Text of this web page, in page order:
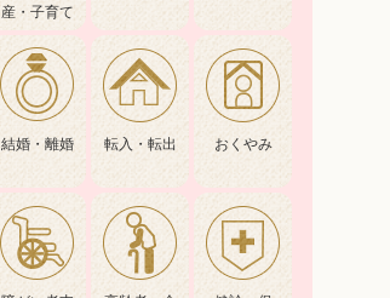
産・子育て
結婚・離婚 転入・転出 おくやみ